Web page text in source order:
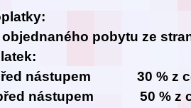
pobytu ze
nástupem 30 % z
nástupem 50 % z